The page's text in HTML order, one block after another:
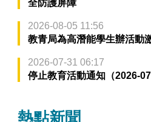
全防護屏障
2026-08-05 11:56
教青局為高潛能學生辦活動
2026-07-31 06:17
停止教育活動通知（2026-
熱點新聞